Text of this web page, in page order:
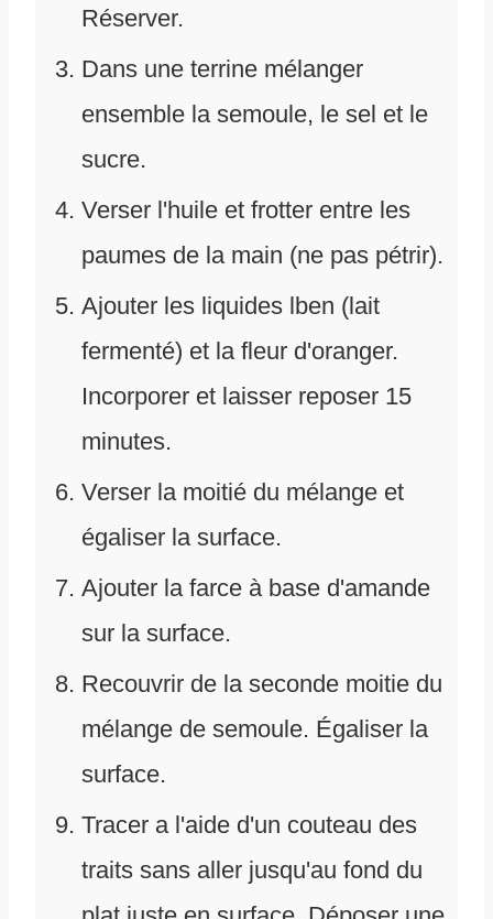
Réserver.
Dans une terrine mélanger
ensemble la semoule, le sel et le
sucre.
Verser l'huile et frotter entre les
paumes de la main (ne pas pétrir).
Ajouter les liquides lben (lait
fermenté) et la fleur d'oranger.
Incorporer et laisser reposer 15
minutes.
Verser la moitié du mélange et
égaliser la surface.
Ajouter la farce à base d'amande
sur la surface.
Recouvrir de la seconde moitie du
mélange de semoule. Égaliser la
surface.
Tracer a l'aide d'un couteau des
traits sans aller jusqu'au fond du